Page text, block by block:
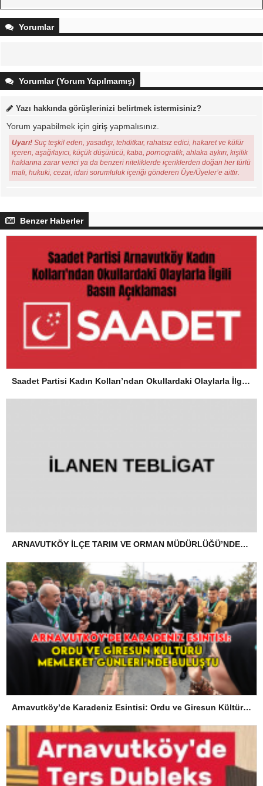
Yorumlar
Yorumlar (Yorum Yapılmamış)
Yazı hakkında görüşlerinizi belirtmek istermisiniz?
Yorum yapabilmek için giriş yapmalısınız.
Uyarı! Suç teşkil eden, yasadışı, tehditkar, rahatsız edici, hakaret ve küfür
içeren, aşağılayıcı, küçük düşürücü, kaba, pornografik, ahlaka aykırı, kişilik
haklarına zarar verici ya da benzeri niteliklerde içeriklerden doğan her türlü
mali, hukuki, cezai, idari sorumluluk içeriği gönderen Üye/Üyeler’e aittir.
Benzer Haberler
Saadet Partisi Kadın Kolları’ndan Okullardaki Olaylarla İlgili Basın Açıklaması
ARNAVUTKÖY İLÇE TARIM VE ORMAN MÜDÜRLÜĞÜ’NDEN İLANEN TEBLİGAT
Arnavutköy’de Karadeniz Esintisi: Ordu ve Giresun Kültürü Memleket Günleri’nde Buluştu